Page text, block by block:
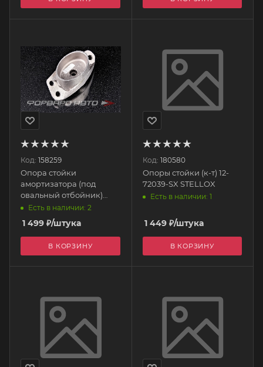
Код: 158259
Опора стойки
амортизатора (под
овальный отбойник)
23024 FEBI
Есть в наличии: 2
1 499 ₽/штука
В КОРЗИНУ
Код: 180580
Опоры стойки (к-т) 12-
72039-SX STELLOX
Есть в наличии: 1
1 449₽/штука
В КОРЗИНУ